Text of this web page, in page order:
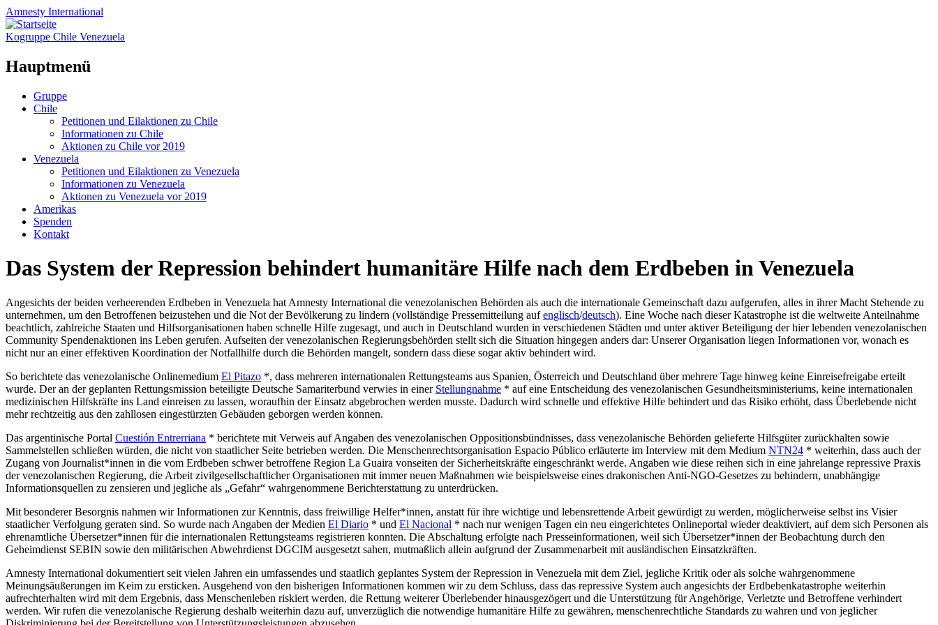
Amnesty International
Kogruppe Chile Venezuela
Hauptmenü
Zum
Inhalt
Gruppe
Chile
Petitionen und Eilaktionen zu Chile
Informationen zu Chile
Aktionen zu Chile vor 2019
Venezuela
Petitionen und Eilaktionen zu Venezuela
Informationen zu Venezuela
Aktionen zu Venezuela vor 2019
Amerikas
Spenden
Kontakt
Das System der Repression behindert humanitäre Hilfe nach dem Erdbeben in Venezuela
Angesichts der beiden verheerenden Erdbeben in Venezuela hat Amnesty International die venezolanischen Behörden als auch die internationale Gemeinschaft dazu aufgerufen, alles in ihrer Macht Stehende zu
unternehmen, um den Betroffenen beizustehen und die Not der Bevölkerung zu lindern (vollständige Pressemitteilung aufenglisch/deutsch). Eine Woche nach dieser Katastrophe ist die weltweite Anteilnahme
beachtlich, zahlreiche Staaten und Hilfsorganisationen haben schnelle Hilfe zugesagt, und auch in Deutschland wurden in verschiedenen Städten und unter aktiver Beteiligung der hier lebenden venezolanischen
Community Spendenaktionen ins Leben gerufen. Aufseiten der venezolanischen Regierungsbehörden stellt sich die Situation hingegen anders dar: Unserer Organisation liegen Informationen vor, wonach es
nicht nur an einer effektiven Koordination der Notfallhilfe durch die Behörden mangelt, sondern dass diese sogar aktiv behindert wird.
So berichtete das venezolanische Onlinemedium El Pitazo *, dass mehreren internationalen Rettungsteams aus Spanien, Österreich und Deutschland über mehrere Tage hinweg keine Einreisefreigabe erteilt
wurde. Der an der geplanten Rettungsmission beteiligte Deutsche Samariterbund verwies in einer Stellungnahme * auf eine Entscheidung des venezolanischen Gesundheitsministeriums, keine internationalen
medizinischen Hilfskräfte ins Land einreisen zu lassen, woraufhin der Einsatz abgebrochen werden musste. Dadurch wird schnelle und effektive Hilfe behindert und das Risiko erhöht, dass Überlebende nicht
mehr rechtzeitig aus den zahllosen eingestürzten Gebäuden geborgen werden können.
Das argentinische Portal Cuestión Entrerriana * berichtete mit Verweis auf Angaben des venezolanischen Oppositionsbündnisses, dass venezolanische Behörden gelieferte Hilfsgüter zurückhalten sowie
Sammelstellen schließen würden, die nicht von staatlicher Seite betrieben werden. Die Menschenrechtsorganisation Espacio Público erläuterte im Interview mit dem Medium NTN24 * weiterhin, dass auch der
Zugang von Journalist*innen in die vom Erdbeben schwer betroffene Region La Guaira vonseiten der Sicherheitskräfte eingeschränkt werde. Angaben wie diese reihen sich in eine jahrelange repressive Praxis
der venezolanischen Regierung, die Arbeit zivilgesellschaftlicher Organisationen mit immer neuen Maßnahmen wie beispielsweise eines drakonischen Anti-NGO-Gesetzes zu behindern, unabhängige
Informationsquellen zu zensieren und jegliche als „Gefahr“ wahrgenommene Berichterstattung zu unterdrücken.
Mit besonderer Besorgnis nahmen wir Informationen zur Kenntnis, dass freiwillige Helfer*innen, anstatt für ihre wichtige und lebensrettende Arbeit gewürdigt zu werden, möglicherweise selbst ins Visier
staatlicher Verfolgung geraten sind. So wurde nach Angaben der Medien El Diario * und El Nacional * nach nur wenigen Tagen ein neu eingerichtetes Onlineportal wieder deaktiviert, auf dem sich Personen als
ehrenamtliche Übersetzer*innen für die internationalen Rettungsteams registrieren konnten. Die Abschaltung erfolgte nach Presseinformationen, weil sich Übersetzer*innen der Beobachtung durch den
Geheimdienst SEBIN sowie den militärischen Abwehrdienst DGCIM ausgesetzt sahen, mutmaßlich allein aufgrund der Zusammenarbeit mit ausländischen Einsatzkräften.
Amnesty International dokumentiert seit vielen Jahren ein umfassendes und staatlich geplantes System der Repression in Venezuela mit dem Ziel, jegliche Kritik oder als solche wahrgenommene
Meinungsäußerungen im Keim zu ersticken. Ausgehend von den bisherigen Informationen kommen wir zu dem Schluss, dass das repressive System auch angesichts der Erdbebenkatastrophe weiterhin
aufrechterhalten wird mit dem Ergebnis, dass Menschenleben riskiert werden, die Rettung weiterer Überlebender hinausgezögert und die Unterstützung für Angehörige, Verletzte und Betroffene verhindert
werden. Wir rufen die venezolanische Regierung deshalb weiterhin dazu auf, unverzüglich die notwendige humanitäre Hilfe zu gewähren, menschenrechtliche Standards zu wahren und von jeglicher